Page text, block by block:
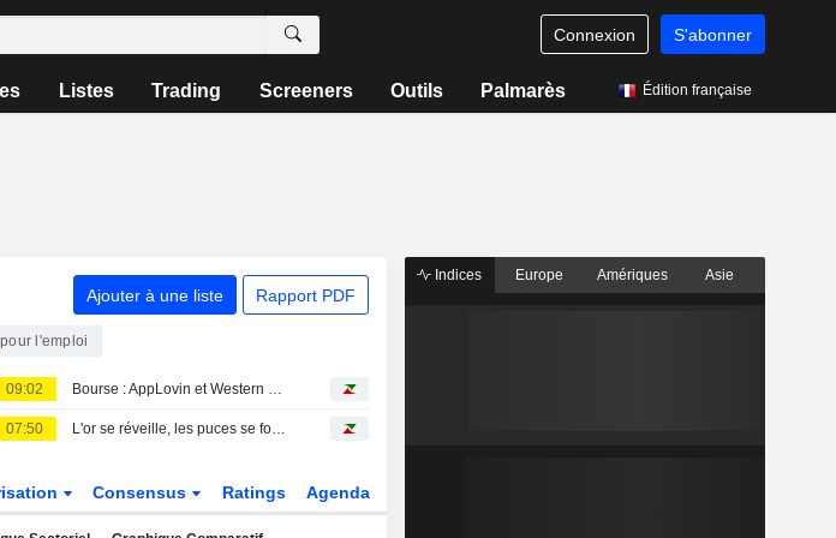
Connexion S'abonner
Listes Trading Screeners Outils Palmarès Édition française
Ajouter à une liste Rapport PDF
l'emploi
09:02 Bourse : AppLovin et Western Digital dans le dur, rumeurs sur Vusion
07:50 L'or se réveille, les puces se font secouer
Consensus Ratings Agenda
Indices Europe Amériques Asie